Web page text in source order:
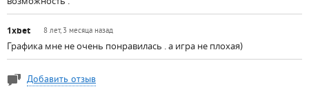
1xbet 8 лет, 3 месяца назад
Графика мне не очень понравилась . а игра не плохая)
Добавить отзыв